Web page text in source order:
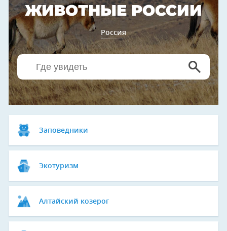
ЖИВОТНЫЕ РОССИИ
Россия
Заповедники
Экотуризм
Алтайский козерог